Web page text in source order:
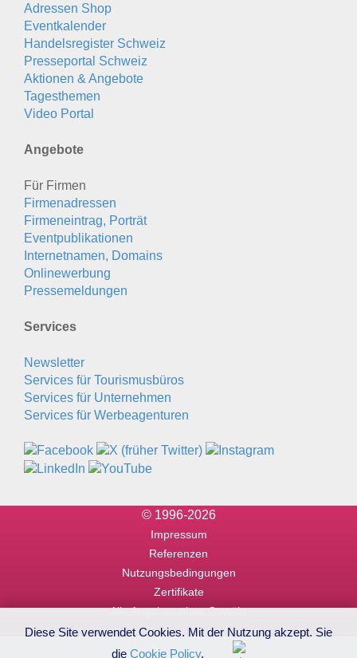
Adressen Shop
Eventkalender
Handelsregister Schweiz
Presseportal Schweiz
Aktionen & Angebote
Tagesthemen
Video Portal
Angebote
Für Firmen
Firmenadressen
Firmeneintrag, Porträt
Eventpublikationen
Internetnamen, Domains
Onlinewerbung
Pressemeldungen
Services
Newsletter
Services für Tourismusbüros
Services für Unternehmen
Services für Werbeagenturen
© 1996-2026
Impressum
Referenzen
Nutzungsbedingungen
Zertifikate
Alle Angaben ohne Gewähr
Diese Site verwendet Cookies. Mit der Nutzung akzept. Sie
die Cookie Policy.